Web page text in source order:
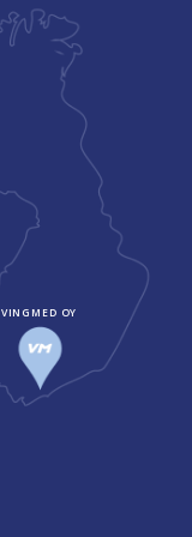
VINGMED OY